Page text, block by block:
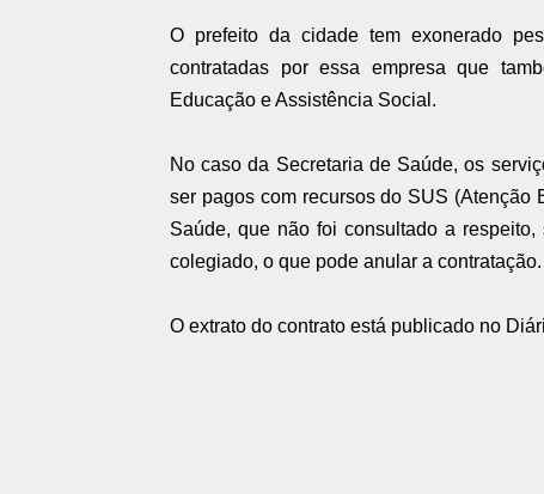
O prefeito da cidade tem exonerado
contratadas por essa empresa que
Educação e Assistência Social.
No caso da Secretaria de Saúde, os
ser pagos com recursos do SUS
Saúde, que não foi consultado a
colegiado, o que pode anular a contratação.
O extrato do contrato está publicado no